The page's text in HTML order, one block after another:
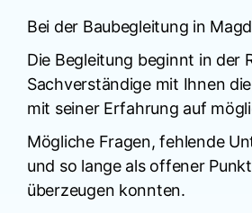
Bei der Baubegleitung in
Die Begleitung beginnt in der
Sachverständige mit Ihnen
mit seiner Erfahrung auf
Mögliche Fragen, fehlende
und so lange als offener
überzeugen konnten.